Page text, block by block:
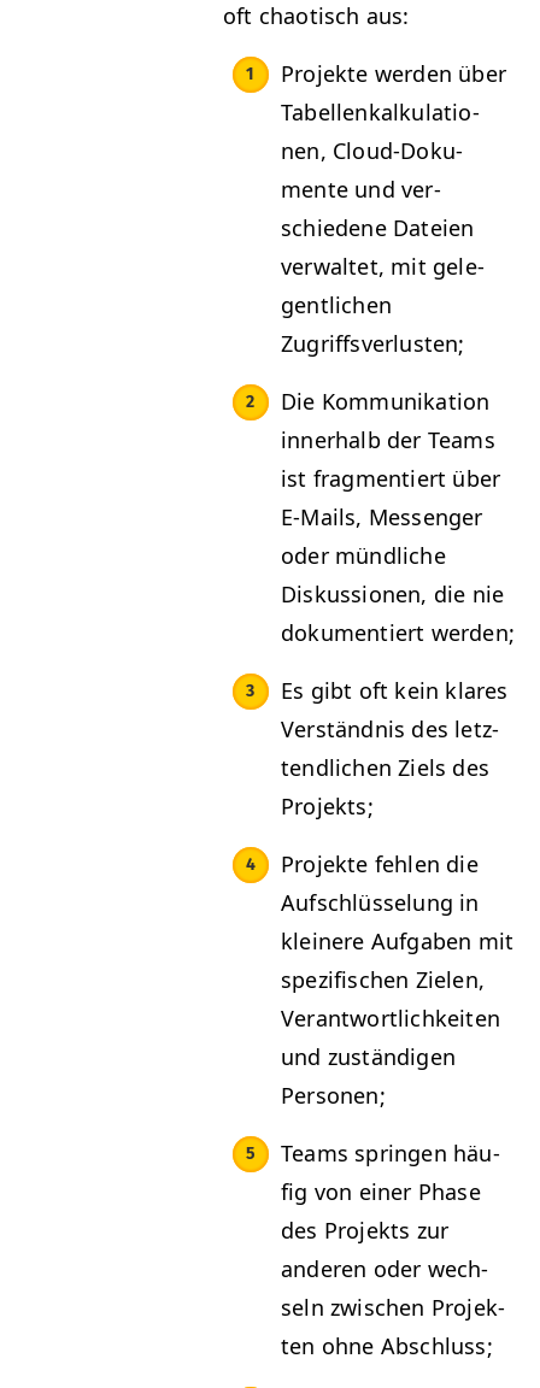
oft chao­tisch aus:
Pro­jek­te wer­den über
Tabel­lenkalku­la­tio­
nen, Cloud-Doku­
mente und ver­
schiedene Dateien
ver­wal­tet, mit gele­
gentlichen
Zugriffsverlusten;
Die Kom­mu­nika­tion
inner­halb der Teams
ist frag­men­tiert über
E‑Mails, Mes­sen­ger
oder mündliche
Diskus­sio­nen, die nie
doku­men­tiert werden;
Es gibt oft kein klares
Ver­ständ­nis des let­z­
tendlichen Ziels des
Projekts;
Pro­jek­te fehlen die
Auf­schlüs­selung in
kleinere Auf­gaben mit
spez­i­fis­chen Zie­len,
Ver­ant­wortlichkeit­en
und zuständi­gen
Personen;
Teams sprin­gen häu­
fig von ein­er Phase
des Pro­jek­ts zur
anderen oder wech­
seln zwis­chen Pro­jek­
ten ohne Abschluss;